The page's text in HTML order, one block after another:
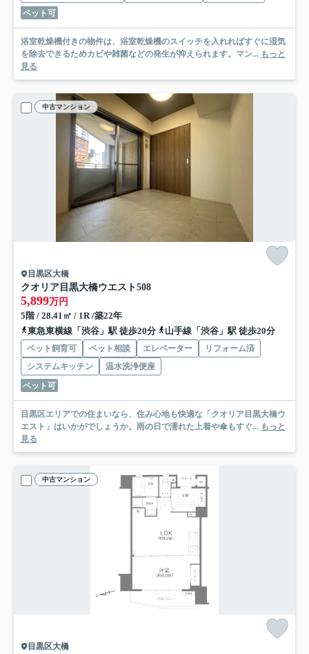
ペット可
浴室乾燥機付きの物件は、浴室乾燥機のスイッチを入れればすぐに湿気
を除去できるためカビや雑菌などの発生が抑えられます。マン... もっと
見る
中古マンション
目黒区大橋
クオリア目黒大橋ウエスト508
5,899万円
5階 / 28.41㎡ / 1R /築22年
東急東横線「渋谷」駅 徒歩20分
山手線「渋谷」駅 徒歩20分
ペット飼育可 ペット相談 エレベーター
リフォーム済
システムキッチン
温水洗浄便座
ペット可
目黒区エリアでの住まいなら、住み心地も快適な「クオリア目黒大橋ウ
エスト」はいかがでしょうか。雨の日で濡れた上着や傘もすぐ... もっと
見る
中古マンション
目黒区大橋